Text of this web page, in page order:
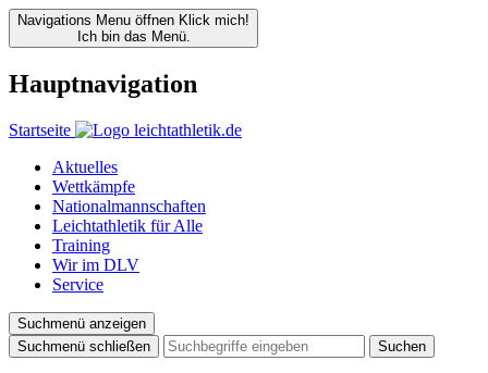
Navigations Menu öffnen Klick mich!
Ich bin das Menü.
Hauptnavigation
Startseite
Aktuelles
Wettkämpfe
Nationalmannschaften
Leichtathletik für Alle
Training
Wir im DLV
Service
Suchmenü anzeigen
Suchmenü schließen
Suchen